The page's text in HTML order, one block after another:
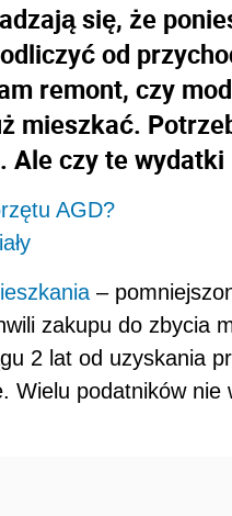
się, że
od
remont, czy
mieszkać.
Ale czy te
AGD?
–
zakupu do zbycia
2 lat od uzyskania
Wielu podatników